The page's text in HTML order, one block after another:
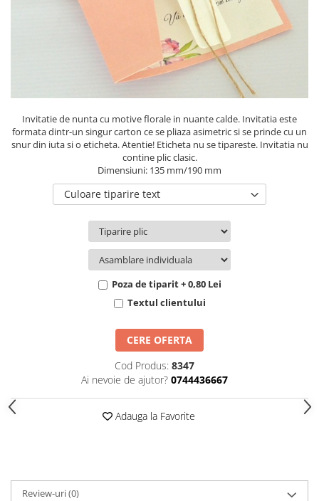
Pachete marturii
Pungi si cutii prajituri
Cutii flori de hartie
Cutii flori de sapun
2025 Craciun
1 Martie
2020 Craciun si Anul Nou
2022 Crăciun
2023 Crăciun
Toamna și Halloween
Buchete extravagante
Invitatie de nunta cu motive florale in nuante calde. Invitatia este
formata dintr-un singur carton ce se pliaza asimetric si se prinde cu un
snur din iuta si o eticheta. Atentie! Eticheta nu se tipareste. Invitatia nu
contine plic clasic.
Dimensiuni: 135 mm/190 mm
Culoare tiparire text
Poza de tiparit + 0,80 Lei
Textul clientului
CERE OFERTA
Cod Produs: 8347
Ai nevoie de ajutor? 0744436667
Adauga la Favorite
Review-uri(0)